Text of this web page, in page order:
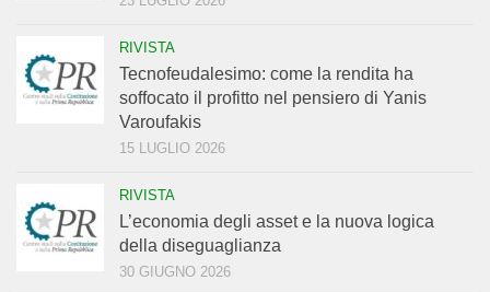
RIVISTA
Tecnofeudalesimo: come la rendita ha
soffocato il profitto nel pensiero di Yanis
Varoufakis
15 LUGLIO 2026
RIVISTA
L’economia degli asset e la nuova logica
della diseguaglianza
30 GIUGNO 2026